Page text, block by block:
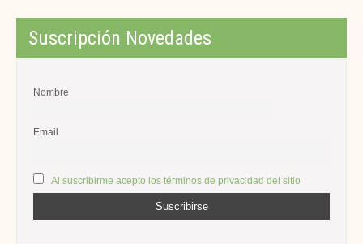
Suscripción Novedades
Nombre
Email
Al suscribirme acepto los términos de privacidad del sitio